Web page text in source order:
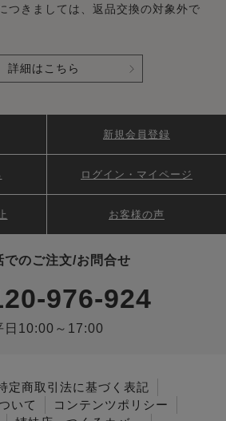
つきましては、返品交換の対象外で
詳細はこちら
でのご注文/お問合せ
976-924
日10:00～17:00
新規会員登録
ログイン・マイページ
お客様の声
定商取引法に基づく表記
いて
コンテンツポリシー